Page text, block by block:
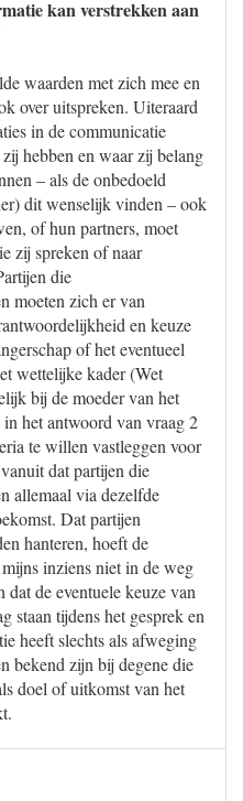
kan verstrekken aan
waarden met zich mee en
over uitspreken. Uiteraard
in de communicatie
hebben en waar zij belang
– als de onbedoeld
dit wenselijk vinden – ook
of hun partners, moet
zij spreken of naar
die
moeten zich er van
en keuze
of het eventueel
wettelijke kader (Wet
bij de moeder van het
het antwoord van vraag 2
te willen vastleggen voor
dat partijen die
allemaal via dezelfde
Dat partijen
hanteren, hoeft de
inziens niet in de weg
de eventuele keuze van
staan tijdens het gesprek en
heeft slechts als afweging
bekend zijn bij degene die
doel of uitkomst van het